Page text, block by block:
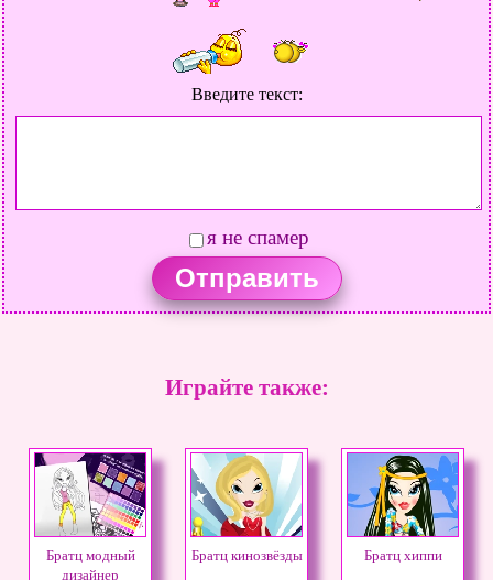
Введите текст:
я не спамер
Играйте также:
Братц модный
дизайнер
Братц кинозвёзды Братц хиппи